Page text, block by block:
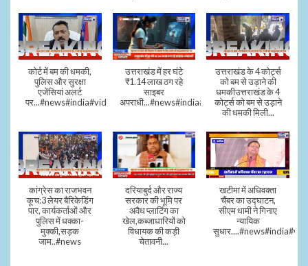
कोर्ट में बम की धमकी,
पुलिस और सुरक्षा
एजेंसियां अलर्ट
पर...#news#india#video#viral
उत्तराखंड में हर घंटे
₹1.14 लाख ठग रहे
साइबर
अपराधी...#news#india#video#viral
उत्तराखंड के 4 कोर्ट्स
को बम से उड़ाने की
धमकीउत्तराखंड के 4
कोर्ट्स को बम से उड़ाने
की धमकी मिली...
कांग्रेस का राजभवन
कूच:3 लेयर बैरिकेडिंग
पार, कार्यकर्ताओं और
पुलिस में धक्का-
मुक्की,सड़क
जाम..#news
दरियाबुर्द और राज्य
सरकार की भूमि पर
अवैध प्लाटिंग का
खेल,कब्जाधारियों को
विधायक की कड़ी
चेतावनी...
खटीमा में अधिवक्ता
चैंबर का उद्घाटन,
सीएम धामी ने गिनाए
न्यायिक